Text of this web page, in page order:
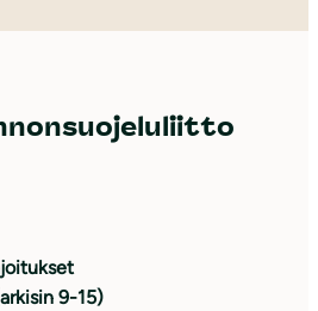
9-15)